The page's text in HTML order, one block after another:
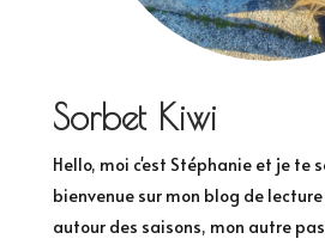
Sorbet Kiwi
Hello, moi c'est Stéphanie et je te
bienvenue sur mon blog de
autour des saisons, mon autre